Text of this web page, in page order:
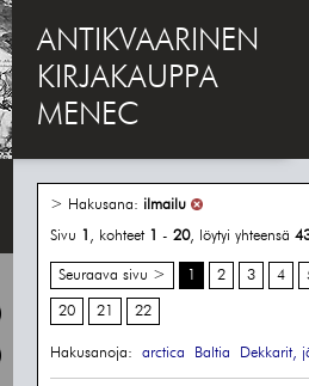
ANTIKVAARINEN
KIRJAKAUPPA
MENEC
> Hakusana: ilmailu
Sivu 1 , kohteet 1 - 20, löytyi yhteensä
Seuraava sivu > 1 2 3 4
20 21 22
Hakusanoja: arctica Baltia Dekkarit,